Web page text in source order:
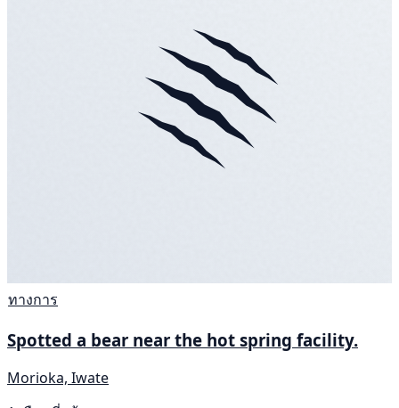
ทางการ
Spotted a bear near the hot spring facility.
Morioka, Iwate